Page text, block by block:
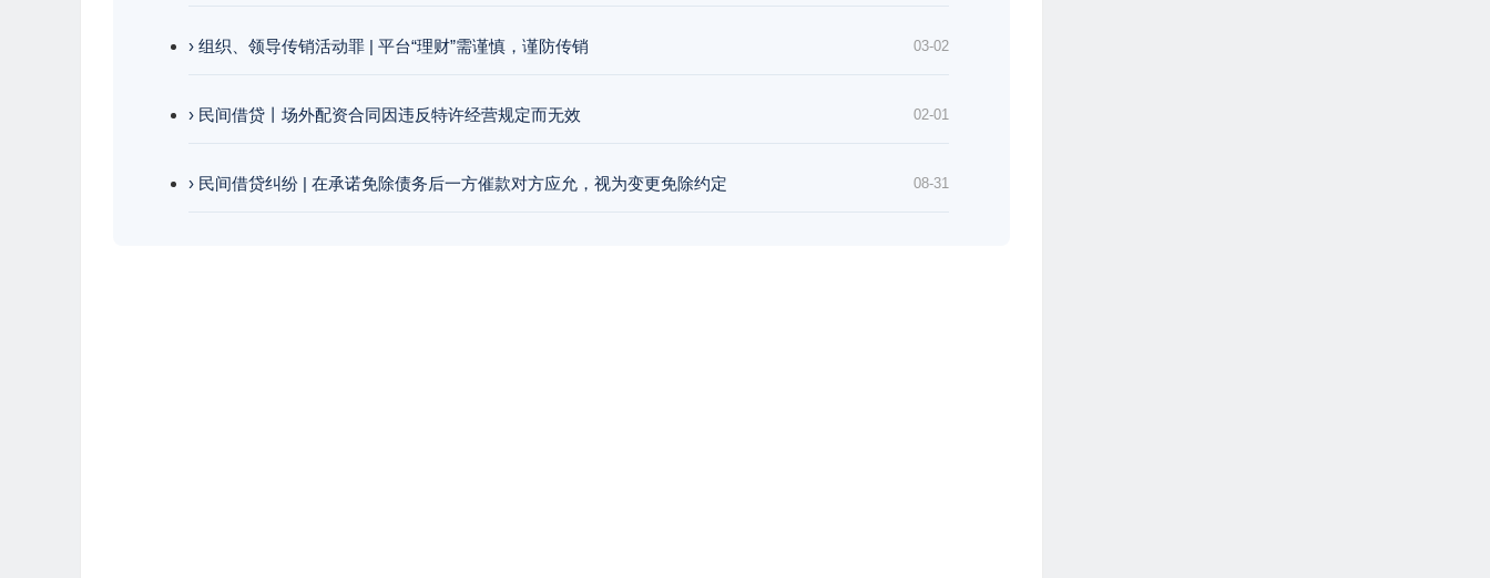
› 组织、领导传销活动罪 | 平台“理财”需谨慎，谨防传销 03-02
› 民间借贷丨场外配资合同因违反特许经营规定而无效 02-01
› 民间借贷纠纷 | 在承诺免除债务后一方催款对方应允，视为变更免除约定 08-31